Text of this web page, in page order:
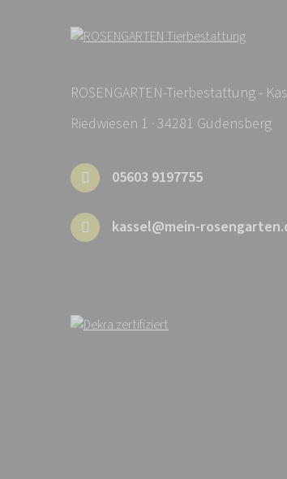
ROSENGARTEN-Tierbestattung -
Riedwiesen 1 · 34281 Gudensberg
05603 9197755
kassel@mein-